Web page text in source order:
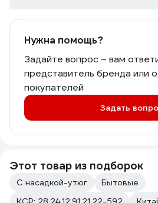
Нужна помощь?
Задайте вопрос – вам
представитель бренда или
покупателей
Задать
Этот товар из подборок
С насадкой-утюг
Бытовые